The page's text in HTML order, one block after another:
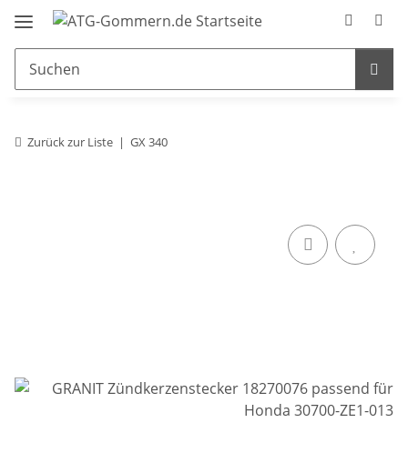
Zurück zur Liste GX 340